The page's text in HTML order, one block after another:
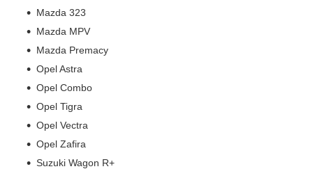
Mazda 323
Mazda MPV
Mazda Premacy
Opel Astra
Opel Combo
Opel Tigra
Opel Vectra
Opel Zafira
Suzuki Wagon R+